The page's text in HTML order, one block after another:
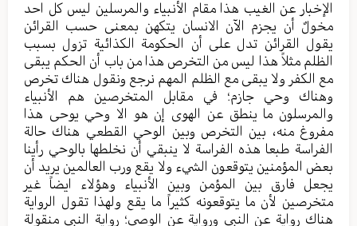
الإخبار عن الغیب هذا مقام الأنبیاء والمرسلین لیس کل احد
مخولٌ أن یجزم الآن الانسان یتکهن بمعنی حسب القرائن
یقول القرائن تدل علی أن الحکومة الکذائية تزول بسبب
الظلم مثلاً هذا لیس من التخرص هذا من باب أن الحکم یبقی
مع الکفر ولا یبقی مع الظلم المهم نرجع ونقول هناك تخرص
وهناك وحي جازم؛ في مقابل المتخرصین هم الأنبیاء
والمرسلون ما ینطق عن الهوی إن هو الا وحي یوحی هذا
مفروغ منه، بین التخرص وبین الوحي القطعي هناك حالة
الفراسة طبعا هذه الفراسة لا ینبقي أن نخلطها بالوحي رأينا
بعض المؤمنین یتوقعون الشيء ولا یقع ورب العالمین یرید أن
یجعل فارق بین المؤمن وبین الأنبیاء وهؤلاء ایضاً غیر
متخرصین لأن ما یتوقعونه کثیراً ما یقع ولهذا تقول الروایة
هناك روایة عن النبي وروایة عن الوصي؛ روایة النبي منقولة